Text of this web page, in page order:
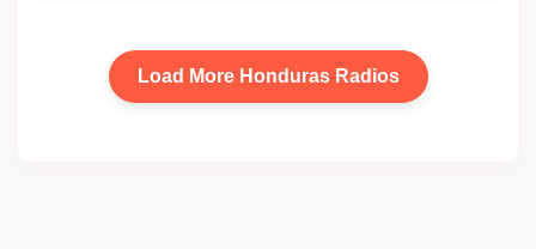
Load More Honduras Radios